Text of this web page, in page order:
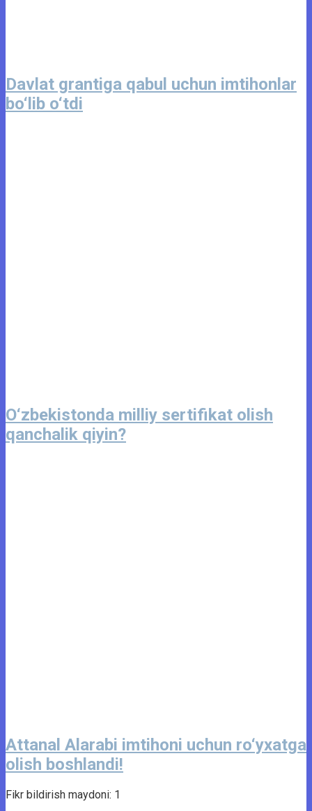
Davlat grantiga qabul uchun imtihonlar
bo‘lib o‘tdi
O‘zbekistonda milliy sertifikat olish
qanchalik qiyin?
Attanal Alarabi imtihoni uchun ro‘yxatga
olish boshlandi!
Fikr bildirish maydoni: 1